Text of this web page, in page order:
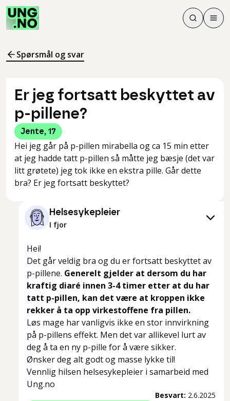
Søk
Søk
Meny
Spørsmål og svar
Er jeg fortsatt beskyttet av
p-pillene?
Jente, 17
Hei jeg går på p-pillen mirabella og ca 15 min etter
at jeg hadde tatt p-pillen så måtte jeg bæsje (det var
litt grøtete) jeg tok ikke en ekstra pille. Går dette
bra? Er jeg fortsatt beskyttet?
Helsesykepleier
I fjor
Hei!
Det går veldig bra og du er fortsatt beskyttet av
p-pillene. Generelt gjelder at dersom du har
kraftig diaré innen 3-4 timer etter at du har
tatt p-pillen, kan det være at kroppen ikke
rekker å ta opp virkestoffene fra pillen.
Løs mage har vanligvis ikke en stor innvirkning
på p-pillens effekt. Men det var allikevel lurt av
deg å ta en ny p-pille for å være sikker.
Ønsker deg alt godt og masse lykke til!
Vennlig hilsen helsesykepleier i samarbeid med
Ung.no
Besvart: 2.6.2025